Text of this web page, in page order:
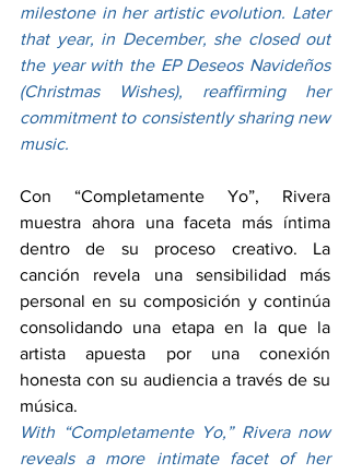
milestone in her artistic evolution. Later
that year, in December, she closed out
the year with the EP Deseos Navideños
(Christmas Wishes), reaffirming her
commitment to consistently sharing new
music.
Con “Completamente Yo”, Rivera
muestra ahora una faceta más íntima
dentro de su proceso creativo. La
canción revela una sensibilidad más
personal en su composición y continúa
consolidando una etapa en la que la
artista apuesta por una conexión
honesta con su audiencia a través de su
música.
With “Completamente Yo,” Rivera now
reveals a more intimate facet of her